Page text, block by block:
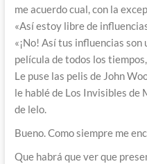
me acuerdo cual, con la
«Así estoy libre de
«¡No! Así tus influencias son
película de todos los
Le puse las pelis de John
le hablé de Los Invisibles de
de lelo.
Bueno. Como siempre me
Que habrá que ver que